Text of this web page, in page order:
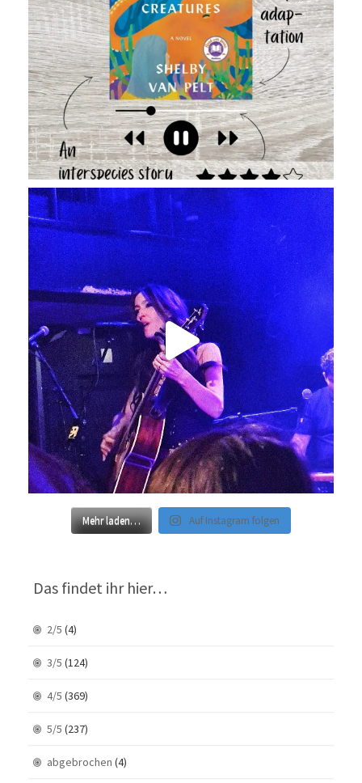
Mehr laden… Auf Instagram folgen
Das findet ihr hier…
2/5 (4)
3/5 (124)
4/5 (369)
5/5 (237)
abgebrochen (4)